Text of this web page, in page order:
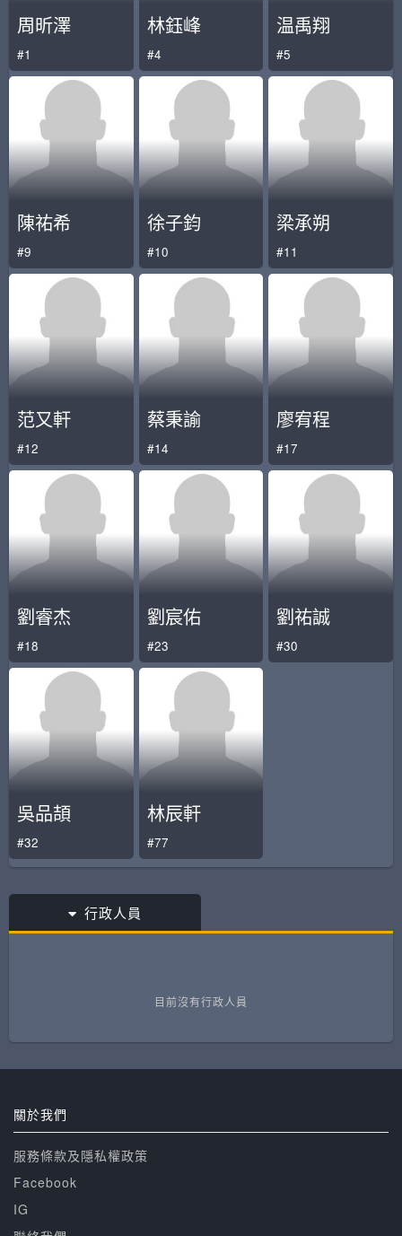
周昕澤
#1
林鈺峰
#4
温禹翔
#5
陳祐希
#9
徐子鈞
#10
梁承朔
#11
范又軒
#12
蔡秉諭
#14
廖宥程
#17
劉睿杰
#18
劉宸佑
#23
劉祐誠
#30
吳品頡
#32
林辰軒
#77
行政人員
目前沒有行政人員
關於我們
服務條款及隱私權政策
Facebook
IG